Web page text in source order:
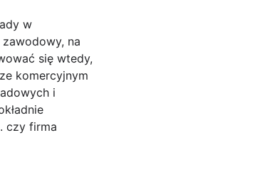
w
na
się wtedy,
komercyjnym
i
czy firma